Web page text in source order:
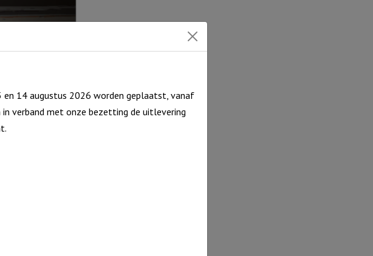
14 augustus 2026 worden geplaatst, vanaf
verband met onze bezetting de uitlevering